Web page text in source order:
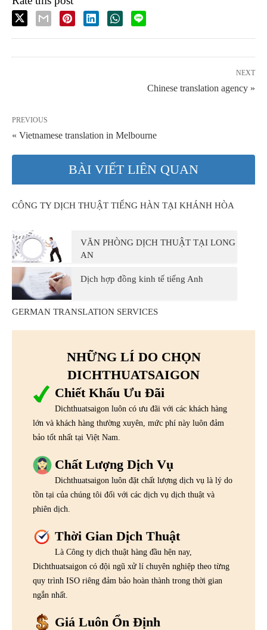
NEXT
Chinese translation agency »
PREVIOUS
« Vietnamese translation in Melbourne
BÀI VIẾT LIÊN QUAN
CÔNG TY DỊCH THUẬT TIẾNG HÀN TẠI KHÁNH HÒA
VĂN PHÒNG DỊCH THUẬT TẠI LONG
AN
Dịch hợp đồng kinh tế tiếng Anh
GERMAN TRANSLATION SERVICES
NHỮNG LÍ DO CHỌN
DICHTHUATSAIGON
Chiết Khấu Ưu Đãi
Dichthuatsaigon luôn có ưu đãi với các khách hàng
lớn và khách hàng thường xuyên, mức phí này luôn đảm
bảo tốt nhất tại Việt Nam.
Chất Lượng Dịch Vụ
Dichthuatsaigon luôn đặt chất lượng dịch vụ là lý do
tồn tại của chúng tôi đối với các dịch vụ dịch thuật và
phiên dịch.
Thời Gian Dịch Thuật
Là Công ty dịch thuật hàng đầu hện nay,
Dichthuatsaigon có đội ngũ xử lí chuyên nghiệp theo từng
quy trình ISO riêng đảm bảo hoàn thành trong thời gian
ngắn nhất.
Giá Luôn Ổn Định